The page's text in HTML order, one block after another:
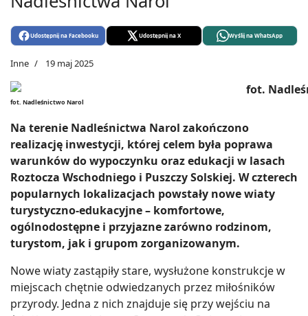
Udostępnij na Facebooku Udostępnij na X Wyślij na WhatsApp
Inne 19 maj 2025
fot. Nadleśnictwo Narol
Na terenie Nadleśnictwa Narol zakończono
realizację inwestycji, której celem była poprawa
warunków do wypoczynku oraz edukacji w lasach
Roztocza Wschodniego i Puszczy Solskiej. W czterech
popularnych lokalizacjach powstały nowe wiaty
turystyczno-edukacyjne – komfortowe,
ogólnodostępne i przyjazne zarówno rodzinom,
turystom, jak i grupom zorganizowanym.
Nowe wiaty zastąpiły stare, wysłużone konstrukcje w
miejscach chętnie odwiedzanych przez miłośników
przyrody. Jedna z nich znajduje się przy wejściu na